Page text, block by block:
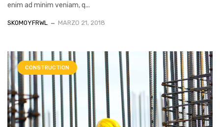
enim ad minim veniam, q...
SK0M0YFRWL MARZO 21, 2018
CONSTRUCTION